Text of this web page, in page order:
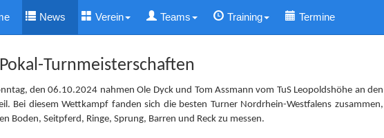
News Verein Teams Training Termine
Turnmeisterschaften
den 06.10.2024 nahmen Ole Dyck und Tom Assmann vom TuS Leopoldshöhe an den
Bei diesem Wettkampf fanden sich die besten Turner Nordrhein-Westfalens zusammen,
Boden, Seitpferd, Ringe, Sprung, Barren und Reck zu messen.